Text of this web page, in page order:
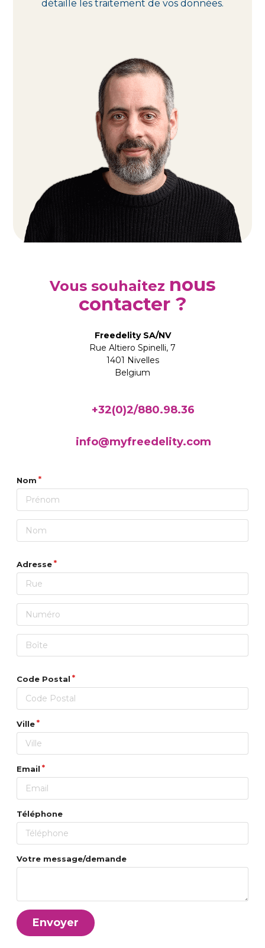
détaille les traitement de vos données.
Vous souhaitez nous
contacter ?
Freedelity SA/NV
Rue Altiero Spinelli, 7
1401 Nivelles
Belgium
+32(0)2/880.98.36
info@myfreedelity.com
Nom
Adresse
Code Postal
Ville
Email
Téléphone
Votre message/demande
Envoyer